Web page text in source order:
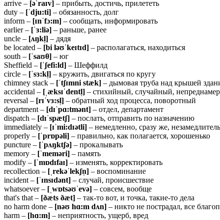
arrive – [əˈraɪv] – прибыть, достичь, прилететь
duty – [ˈdju:ti] – обязанность, долг
inform – [ɪnˈfɔ:m] – сообщать, информировать
earlier – [ˈɜ:liə] – раньше, ранее
uncle – [ʌŋkl̩] – дядя
be located – [bi ləʊˈkeɪtɪd] – располагаться, находиться
south – [ˈsaʊθ] – юг
Sheffield – [ˈʃefi:ld] – Шеффилд
circle – [ˈsɜ:kl̩] – кружить, двигаться по кругу
chimney stack – [ˈtʃɪmni stæk] – дымовая труба над крышей
accidental – [ˌæksɪˈdentl̩] – стихийный, случайный,
reversal – [rɪˈvɜ:sl̩] – обратный ход процесса, поворотный
department – [dɪˈpɑ:tmənt] – отдел, департамент
dispatch – [dɪˈspætʃ] – послать, отправить по назначению
immediately – [ɪˈmi:dɪətli] – немедленно, сразу же,
properly – [ˈprɒpəli] – правильно, как полагается, хорошенько
puncture – [ˈpʌŋktʃə] – прокалывать
memory – [ˈmeməri] – память
modify – [ˈmɒdɪfaɪ] – изменять, корректировать
recollection – [ˌrekəˈlekʃn̩] – воспоминание
incident – [ˈɪnsɪdənt] – случай, происшествие
whatsoever – [ˌwɒtsəʊˈevə] – совсем, вообще
that's that – [ðæts ðæt] – так-то вот, и точка, такие-то дела
no harm done – [nəʊ hɑ:m dʌn] – никто не пострадал, все
harm – [hɑ:m] – неприятность, ущерб, вред